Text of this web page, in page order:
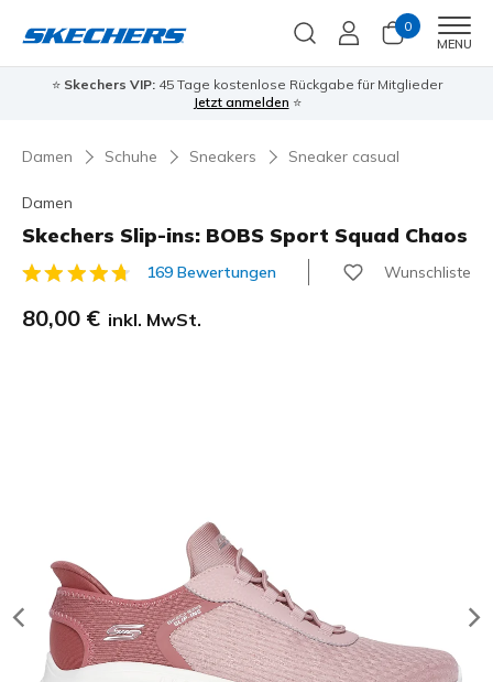
0
MENU
⭐ Skechers VIP:45 Tage kostenlose Rückgabe für Mitglieder
Jetzt anmelden ⭐
Damen Schuhe Sneakers Sneaker casual
Damen
Skechers Slip-ins: BOBS Sport Squad Chaos
3,7 von 5 Kundenbewertungen
169 Bewertungen Wunschliste
80,00 € inkl. MwSt.